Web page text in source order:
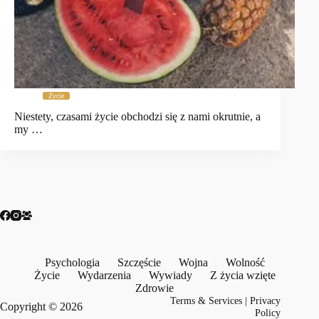
Życie
Niestety, czasami życie obchodzi się z nami okrutnie, a
my …
Psychologia Szczęście Wojna
Wolność
Życie
Wydarzenia Wywiady
Z życia wzięte
Zdrowie
Copyright © 2026
Terms & Services |Privacy
Policy